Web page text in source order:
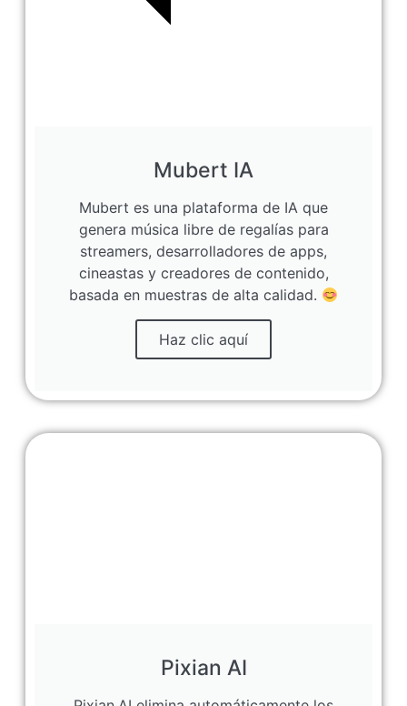
Mubert IA
Mubert es una plataforma de IA que
genera música libre de regalías para
streamers, desarrolladores de apps,
cineastas y creadores de contenido,
basada en muestras de alta calidad.
Haz clic aquí
Pixian AI